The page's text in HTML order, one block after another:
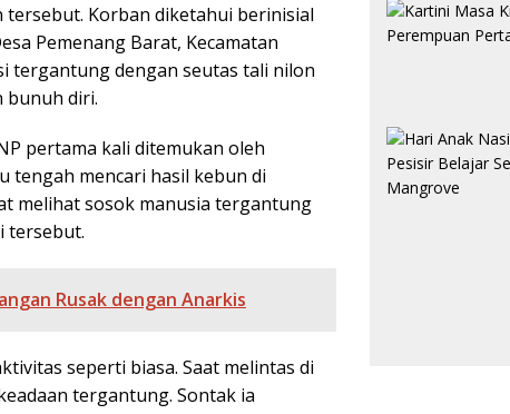
Korban diketahui berinisial
Pemenang Barat, Kecamatan
tergantung dengan seutas tali nilon
bunuh diri.
pertama kali ditemukan oleh
tengah mencari hasil kebun di
melihat sosok manusia tergantung
tersebut.
Rusak dengan Anarkis
seperti biasa. Saat melintas di
tergantung. Sontak ia